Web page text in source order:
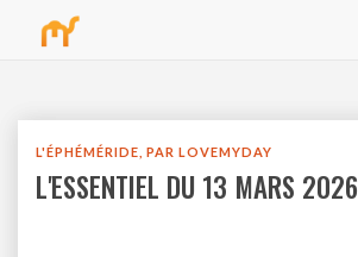
L'ÉPHÉMÉRIDE, PAR LOVEMYDAY
L'ESSENTIEL DU 13 MARS 2026